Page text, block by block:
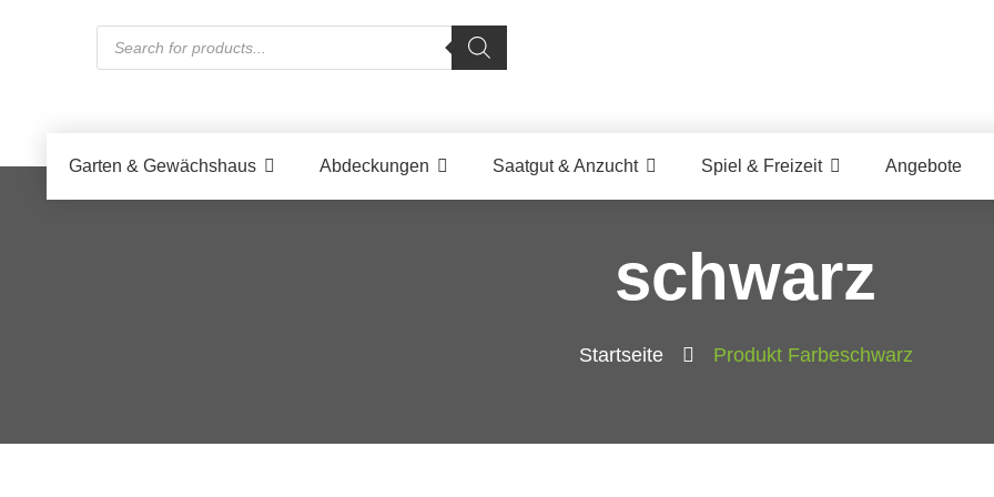
Products
Garten & Gewächshaus Abdeckungen Saatgut & Anzucht Spiel & Freizeit Angebote
schwarz
Startseite Produkt Farbeschwarz